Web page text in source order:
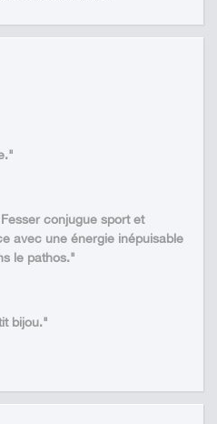
conjugue sport et
avec une énergie inépuisable
le pathos."
bijou."